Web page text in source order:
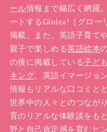
ール情報まで幅広く網羅。
ートするGlolea!［グロー
掲載。また、英語子育て
親子で楽しめる英語絵本
の後に掲載している子ど
キング、英語イマージョ
情報もリアルな口コミと
世界中の人々とのつなが
育のリアルな体験談をも
野と自己肯定感を育むヒ